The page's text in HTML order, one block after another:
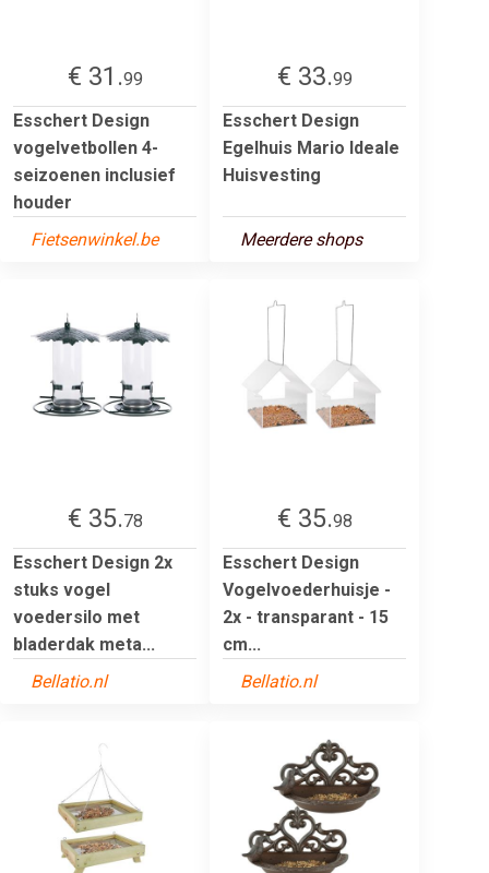
€ 31.99
Esschert Design
vogelvetbollen 4-
seizoenen inclusief
houder
Fietsenwinkel.be
€ 33.99
Esschert Design
Egelhuis Mario Ideale
Huisvesting
Meerdere shops
€ 35.78
Esschert Design 2x
stuks vogel
voedersilo met
bladerdak meta...
Bellatio.nl
€ 35.98
Esschert Design
Vogelvoederhuisje -
2x - transparant - 15
cm...
Bellatio.nl